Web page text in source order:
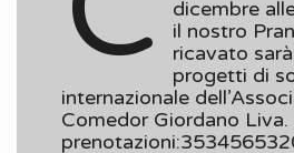
dicembre
il nostro
ricavato
progetti di
internazionale
Comedor Giordano Liva.